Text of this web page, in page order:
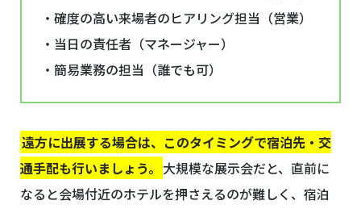
・確度の高い来場者のヒアリング担当（営業）
・当日の責任者（マネージャー）
・簡易業務の担当（誰でも可）
遠方に出展する場合は、このタイミングで宿泊先・交
通手配も行いましょう。 大規模な展示会だと、直前に
なると会場付近のホテルを押さえるのが難しく、宿泊